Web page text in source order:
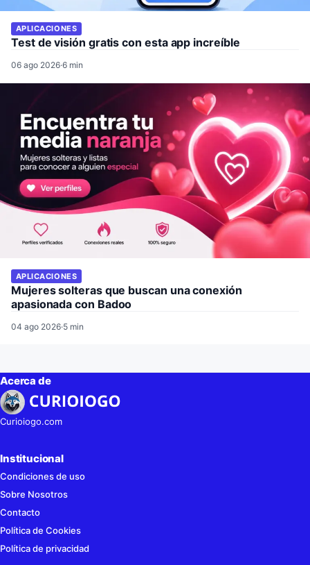
APLICACIONES
Test de visión gratis con esta app increíble
06 ago 2026·6 min
APLICACIONES
Mujeres solteras que buscan una conexión
apasionada con Badoo
04 ago 2026·5 min
Acerca de
Curioiogo.com
Institucional
Condiciones de uso
Sobre Nosotros
Contacto
Política de Cookies
Política de privacidad